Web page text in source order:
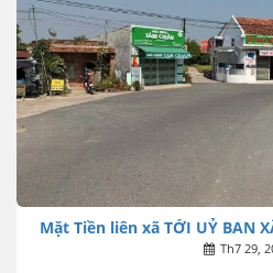
Mặt Tiền liên xã TỚI UỶ BAN
Th7 29,